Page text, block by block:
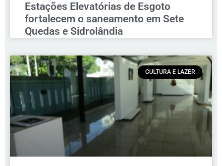
Estações Elevatórias de Esgoto
fortalecem o saneamento em Sete
Quedas e Sidrolândia
CULTURA E LAZER